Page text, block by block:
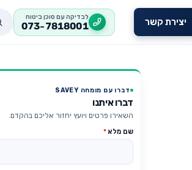
יצירת קשר לבדיקה עם סוכן ביטוח
073-7818001
דברו עם מומחה SAVEY
דברו איתנו
השאירו פרטים ויועץ יחזור אליכם בהקדם.
שם מלא*